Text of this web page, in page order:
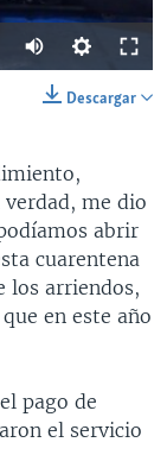
Descargar
me dio
abrir
cuarentena
los arriendos,
en este año
pago de
el servicio